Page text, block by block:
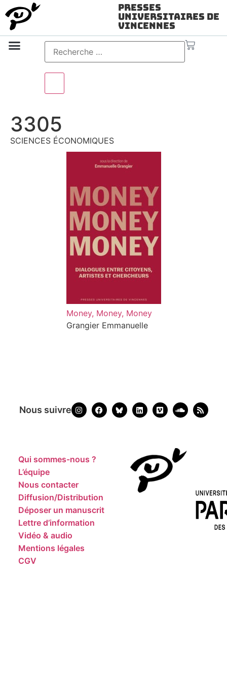
Presses
Universitaires de
Vincennes
3305
SCIENCES ÉCONOMIQUES
Money, Money, Money
Grangier Emmanuelle
Nous suivre
Qui sommes-nous ?
L’équipe
Nous contacter
Diffusion/Distribution
Déposer un manuscrit
Lettre d’information
Vidéo & audio
Mentions légales
CGV